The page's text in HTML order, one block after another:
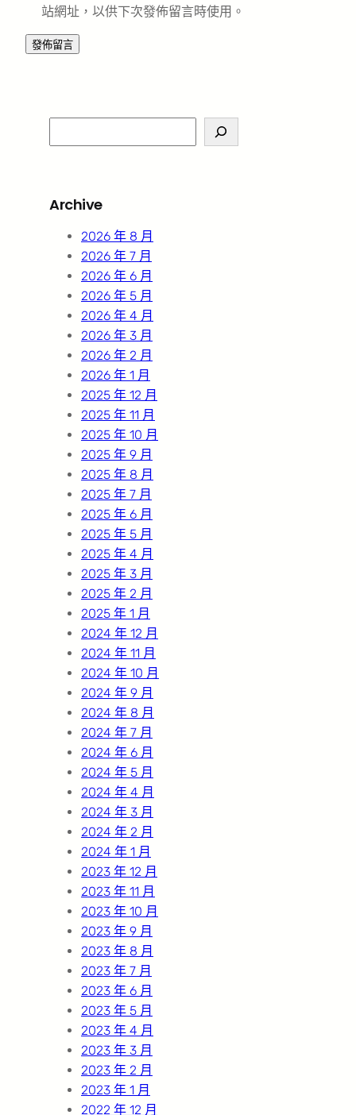
站網址，以供下次發佈留言時使用。
e
c
Archive
2026 年 8 月
2026 年 7 月
2026 年 6 月
2026 年 5 月
2026 年 4 月
2026 年 3 月
2026 年 2 月
2026 年 1 月
2025 年 12 月
2025 年 11 月
2025 年 10 月
2025 年 9 月
2025 年 8 月
2025 年 7 月
2025 年 6 月
2025 年 5 月
2025 年 4 月
2025 年 3 月
2025 年 2 月
2025 年 1 月
2024 年 12 月
2024 年 11 月
2024 年 10 月
2024 年 9 月
2024 年 8 月
2024 年 7 月
2024 年 6 月
2024 年 5 月
2024 年 4 月
2024 年 3 月
2024 年 2 月
2024 年 1 月
2023 年 12 月
2023 年 11 月
2023 年 10 月
2023 年 9 月
2023 年 8 月
2023 年 7 月
2023 年 6 月
2023 年 5 月
2023 年 4 月
2023 年 3 月
2023 年 2 月
2023 年 1 月
2022 年 12 月